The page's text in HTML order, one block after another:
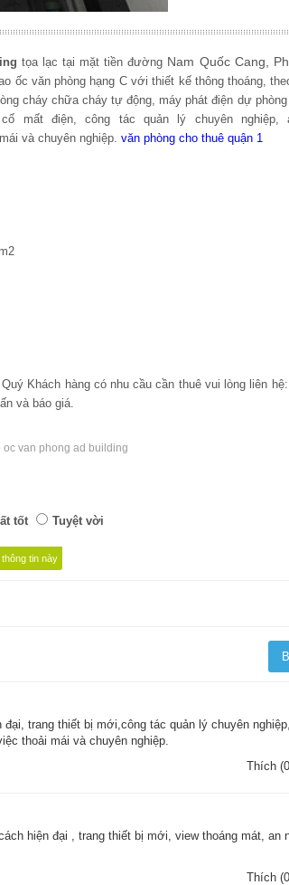
tọa lạc tại mặt tiền đường Nam Quốc Cang,
ốc văn phòng hạng C với thiết kế thông thoáng,
cháy chữa cháy tự động, máy phát điện dự
mất điện, công tác quản lý chuyên nghiệp,
và chuyên nghiệp. văn phòng cho thuê quận 1
Khách hàng có nhu cầu cần thuê vui lòng liên
và báo giá.
oc van phong ad building
tốt Tuyệt vời
trang thiết bị mới,công tác quản lý chuyên
thoải mái và chuyên nghiệp.
Thích
hiện đại , trang thiết bị mới, view thoáng mát, an
Thích